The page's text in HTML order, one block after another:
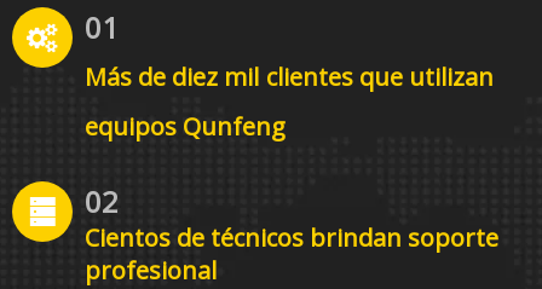
01
Más de diez mil clientes que utilizan
equipos Qunfeng
02
Cientos de técnicos brindan soporte
profesional